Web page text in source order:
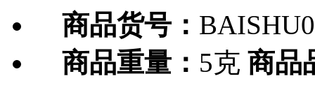
商品货号：
商品重量： 5克 商品